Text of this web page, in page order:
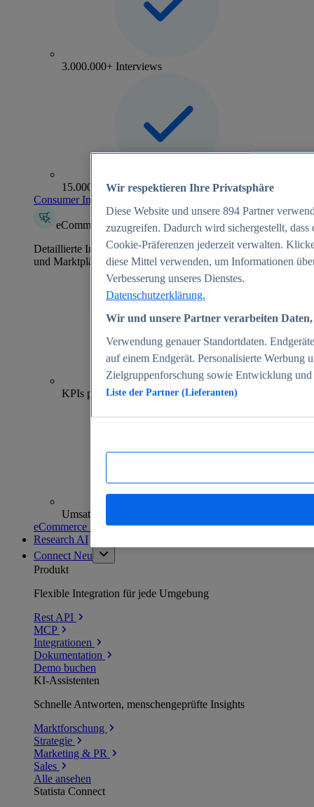
3.000.000+ Interviews
15.000+ Marken
Consumer Insights entdecken
eCommerce Insights
Detaillierte Informationen zu mehr als 39.000 Online-Shops
und Marktplätzen
70+
KPIs pro Shop
Umsatzanalysen und -prognosen
eCommerce Insights entdecken
Research AI
Connect Neu
Produkt
Flexible Integration für jede Umgebung
Rest API
MCP
Integrationen
Dokumentation
Demo buchen
KI-Assistenten
Schnelle Antworten, menschengeprüfte Insights
Marktforschung
Strategie
Marketing & PR
Sales
Alle ansehen
Statista Connect
Wir respektieren Ihre Privatsphäre
Diese Website und unsere 894 Partner
zuzugreifen. Dadurch wird sichergestellt,
Cookie-Präferenzen jederzeit verwalten.
diese Mittel verwenden, um Informationen
Verbesserung unseres Dienstes.
Datenschutzerklärung.
Wir und unsere Partner verarbeiten
Verwendung genauer Standortdaten.
auf einem Endgerät. Personalisierte Werbung
Zielgruppenforschung sowie Entwicklung
Liste der Partner (Lieferanten)